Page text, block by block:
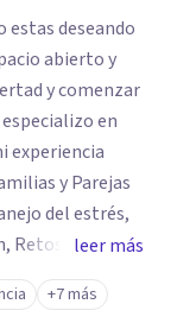
deseando
abierto y
y comenzar
experiencia
y Parejas
del estrés,
Retos en la
Cuento con
la Salud
leer más
+7 más